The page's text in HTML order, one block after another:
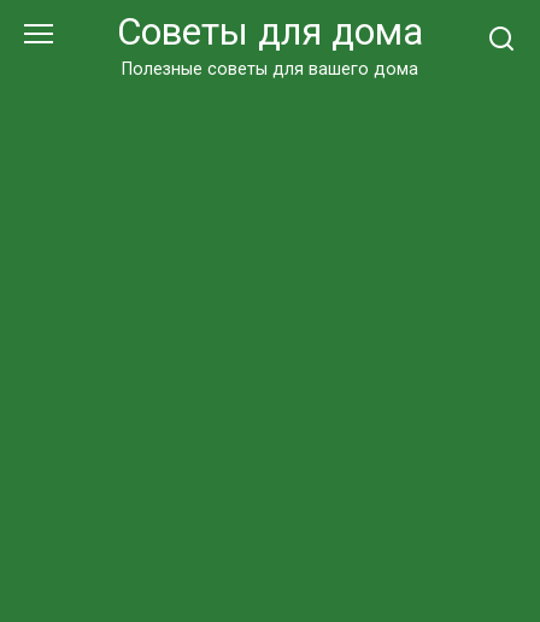
Советы для дома
Полезные советы для вашего дома